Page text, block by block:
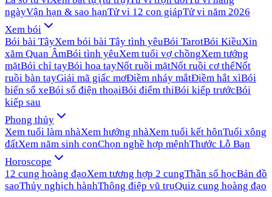
ngàyVận hạn & sao hạnTử vi 12 con giápTử vi năm 2026
Xem bói
Bói bài TâyXem bói bài Tây tình yêuBói TarotBói KiềuXin
xăm Quan ÂmBói tình yêuXem tuổi vợ chồngXem tướng
mặtBói chỉ tayBói hoa tayNốt ruồi mặtNốt ruồi cơ thểNốt
ruồi bàn tayGiải mã giấc mơĐiềm nháy mắtĐiềm hắt xìBói
biển số xeBói số điện thoạiBói điểm thiBói kiếp trướcBói
kiếp sau
Phong thủy
Xem tuổi làm nhàXem hướng nhàXem tuổi kết hônTuổi xông
đấtXem năm sinh conChọn nghề hợp mệnhThước Lỗ Ban
Horoscope
12 cung hoàng đạoXem tương hợp 2 cungThần số họcBản đồ
saoThủy nghịch hànhThông điệp vũ trụQuiz cung hoàng đạo